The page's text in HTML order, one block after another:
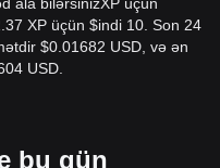
XP üçün $indi 10. Son 24
$0.01682 USD, və ən
USD.
bu gün